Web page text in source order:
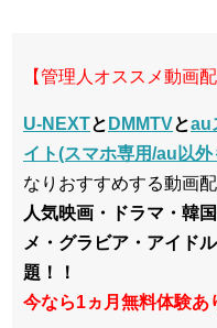
【管理人オススメ動画
U-NEXTと DMMTVとau
イト(スマホ専用/au以
なりおすすめする動画
人気映画・ドラマ・韓
メ・グラビア・アイド
題！！
今なら1ヵ月無料体験あ